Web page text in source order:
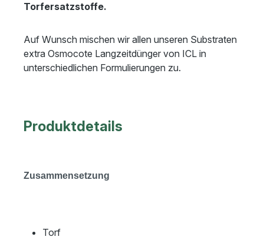
Torfersatzstoffe.
Auf Wunsch mischen wir allen unseren Substraten
extra Osmocote Langzeitdünger von ICL in
unterschiedlichen Formulierungen zu.
Produktdetails
Zusammensetzung
Torf